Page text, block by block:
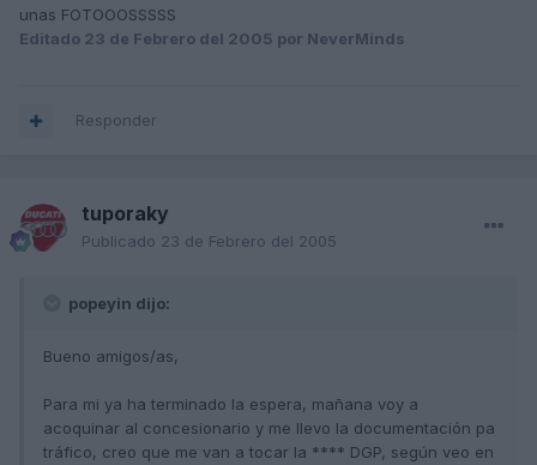
unas FOTOOOSSSSS
Editado 23 de Febrero del 2005 por NeverMinds
Responder
tuporaky
Publicado 23 de Febrero del 2005
popeyin dijo:
Bueno amigos/as,
Para mi ya ha terminado la espera, mañana voy a
acoquinar al concesionario y me llevo la documentación pa
tráfico, creo que me van a tocar la **** DGP, según veo en